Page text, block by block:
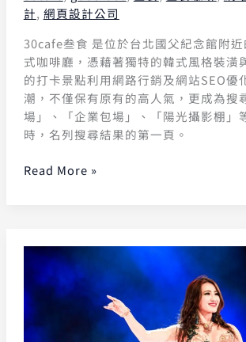
計, 網頁設計公司
30cafe叁食 是位於台北國父紀念館附
式咖啡廳，憑藉著獨特的韓式風格裝潢
的打卡景點利用網路行銷及網站SEO優
潮，不僅保有原有的高人氣，更成為搜
場」、「企業包場」、「陽光攝影棚」
時，名列搜尋結果的第一頁。
Read More »